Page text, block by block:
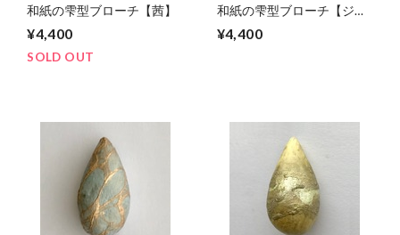
和紙の雫型ブローチ【茜】
¥4,400
SOLD OUT
和紙の雫型ブローチ【ジャ
¥4,400